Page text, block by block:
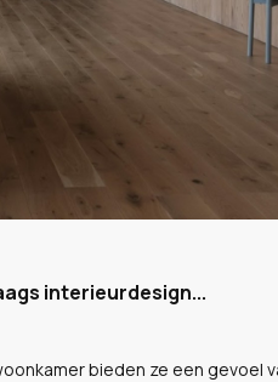
interieurdesign...
bieden ze een gevoel